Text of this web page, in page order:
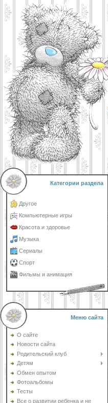
Категории раздела
Другое
Компьютерные игры
Красота и здоровье
Музыка
Сериалы
Спорт
Фильмы и анимация
Меню сайта
О сайте
Новости сайта
Родительский клуб
Детям
Обмен опытом
Фотоальбомы
Тесты
Все о развитии ребенка и не